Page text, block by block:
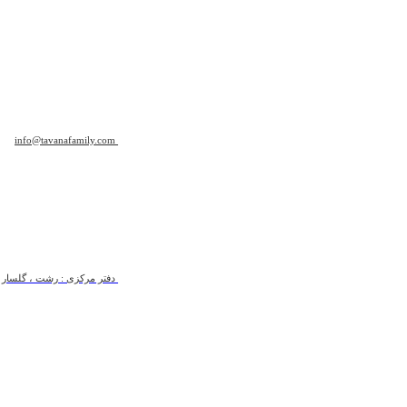
دفتر مرکزی : رشت ، گلسار ،